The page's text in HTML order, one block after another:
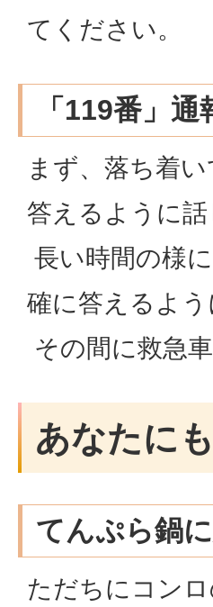
てください。
「119番」通
まず、落ち着
答えるように話
長い時間の様
確に答えるよ
その間に救急
あなたに
てんぷら鍋
ただちにコン